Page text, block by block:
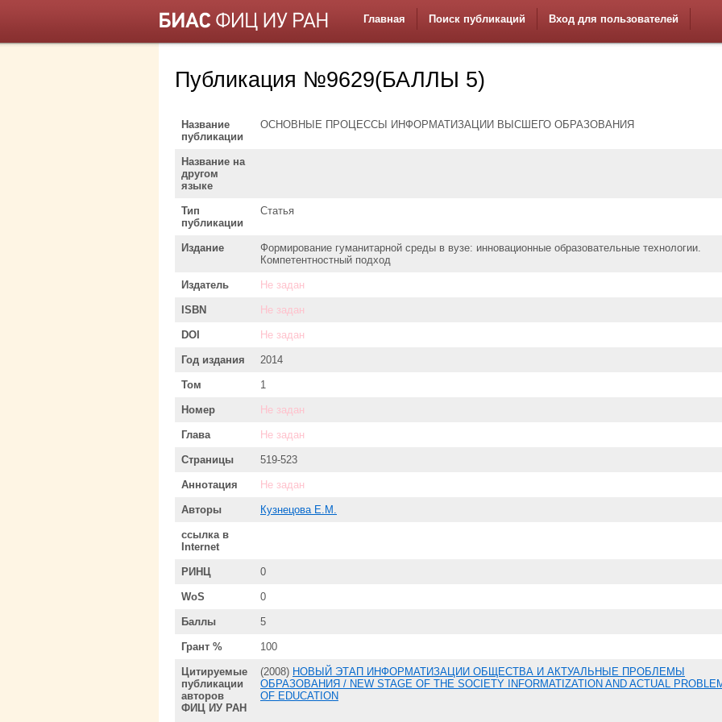
Главная Поиск публикаций Вход для пользователей
Публикация №9629(БАЛЛЫ 5)
Название
публикации
ОСНОВНЫЕ ПРОЦЕССЫ ИНФОРМАТИЗАЦИИ ВЫСШЕГО ОБРАЗОВАНИЯ
Название на
другом
языке
Тип
публикации
Статья
Издание
Формирование гуманитарной среды в вузе: инновационные образовательные технологии.
Компетентностный подход
Издатель Не задан
ISBN Не задан
DOI Не задан
Год издания 2014
Том 1
Номер Не задан
Глава Не задан
Страницы 519-523
Аннотация Не задан
Авторы Кузнецова Е.М.
ссылка в
Internet
РИНЦ 0
WoS 0
Баллы 5
Грант % 100
Цитируемые
публикации
авторов
ФИЦ ИУ РАН
(2008) НОВЫЙ ЭТАП ИНФОРМАТИЗАЦИИ ОБЩЕСТВА И АКТУАЛЬНЫЕ ПРОБЛЕМЫ
ОБРАЗОВАНИЯ / NEW STAGE OF THE SOCIETY INFORMATIZATION AND ACTUAL
OF EDUCATION